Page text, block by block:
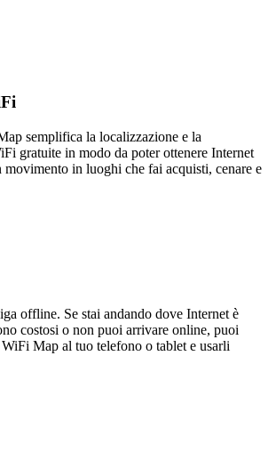
semplifica la localizzazione e la
gratuite in modo da poter ottenere Internet
in luoghi che fai acquisti, cenare e
offline. Se stai andando dove Internet è
costosi o non puoi arrivare online, puoi
Map al tuo telefono o tablet e usarli